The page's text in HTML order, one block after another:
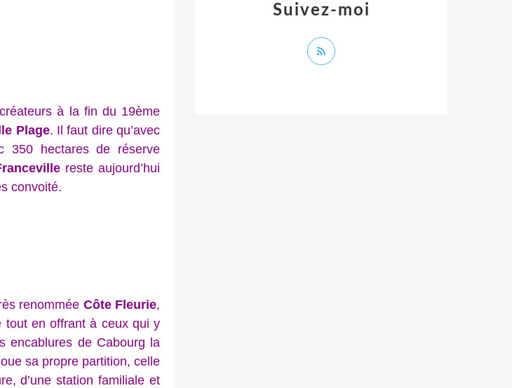
à la fin du 19ème
Plage. Il faut dire qu’avec
350 hectares de réserve
reste aujourd’hui
convoité.
renommée Côte Fleurie,
tout en offrant à ceux qui y
encablures de Cabourg la
sa propre partition, celle
d’une station familiale et
Suivez-moi